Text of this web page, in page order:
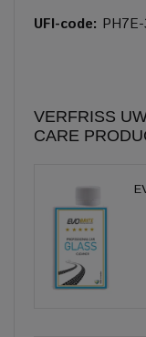
UFI-code:
VERFRISS
CARE